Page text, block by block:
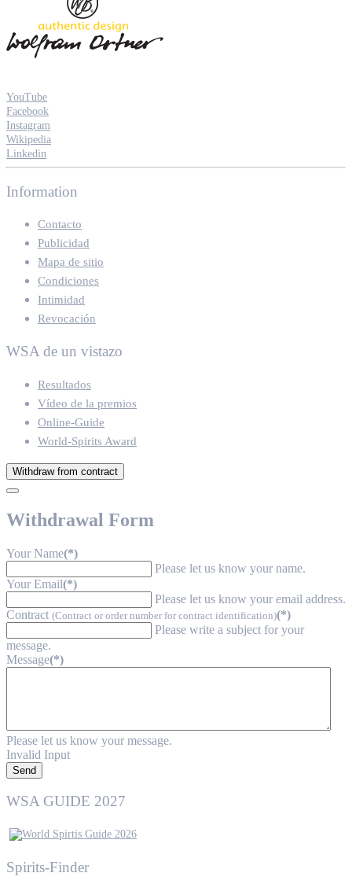
YouTube
Facebook
Instagram
Wikipedia
Linkedin
Information
Contacto
Publicidad
Mapa de sitio
Condiciones
Intimidad
Revocación
WSA de un vistazo
Resultados
Vídeo de la premios
Online-Guide
World-Spirits Award
Withdraw from contract
Withdrawal Form
Your Name(*)
Please let us know your name.
Your Email(*)
Please let us know your email address.
Contract (Contract or order number for contract identification)(*)
Please write a subject for your
message.
Message(*)
Please let us know your message.
Invalid Input
Send
WSA GUIDE 2027
Spirits-Finder